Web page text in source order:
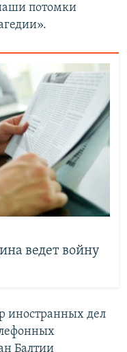
потомки
ведет войну
иностранных дел
Балтии